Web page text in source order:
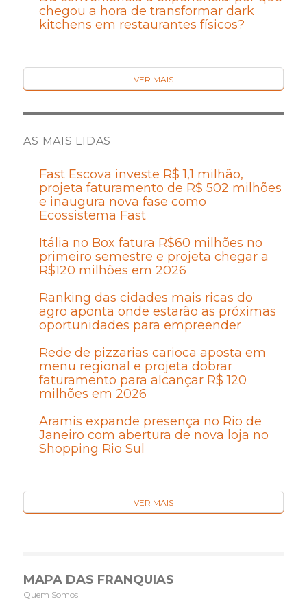
chegou a hora de transformar dark
kitchens em restaurantes físicos?
VER MAIS
AS MAIS LIDAS
Fast Escova investe R$ 1,1 milhão,
projeta faturamento de R$ 502 milhões
e inaugura nova fase como
Ecossistema Fast
Itália no Box fatura R$60 milhões no
primeiro semestre e projeta chegar a
R$120 milhões em 2026
Ranking das cidades mais ricas do
agro aponta onde estarão as próximas
oportunidades para empreender
Rede de pizzarias carioca aposta em
menu regional e projeta dobrar
faturamento para alcançar R$ 120
milhões em 2026
Aramis expande presença no Rio de
Janeiro com abertura de nova loja no
Shopping Rio Sul
VER MAIS
MAPA DAS FRANQUIAS
Quem Somos